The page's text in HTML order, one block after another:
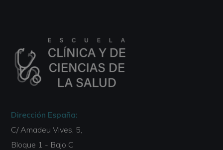
Dirección España:
C/ Amadeu Vives, 5,
Bloque 1 - Bajo C